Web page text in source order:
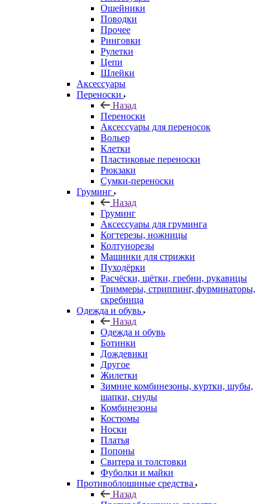
Ошейники
Поводки
Прочее
Ринговки
Рулетки
Цепи
Шлейки
Аксессуары
Переноски
Назад
Переноски
Аксессуары для переносок
Вольер
Клетки
Пластиковые переноски
Рюкзаки
Сумки-переноски
Груминг
Назад
Груминг
Аксессуары для груминга
Когтерезы, ножницы
Колтунорезы
Машинки для стрижки
Пуходёрки
Расчёски, щётки, гребни, рукавицы
Триммеры, стриппинг, фурминаторы,
скребница
Одежда и обувь
Назад
Одежда и обувь
Ботинки
Дождевики
Другое
Жилетки
Зимние комбинезоны, куртки, шубы,
шапки, снуды
Комбинезоны
Костюмы
Носки
Платья
Попоны
Свитера и толстовки
Фуболки и майки
Противоблошиные средства
Назад